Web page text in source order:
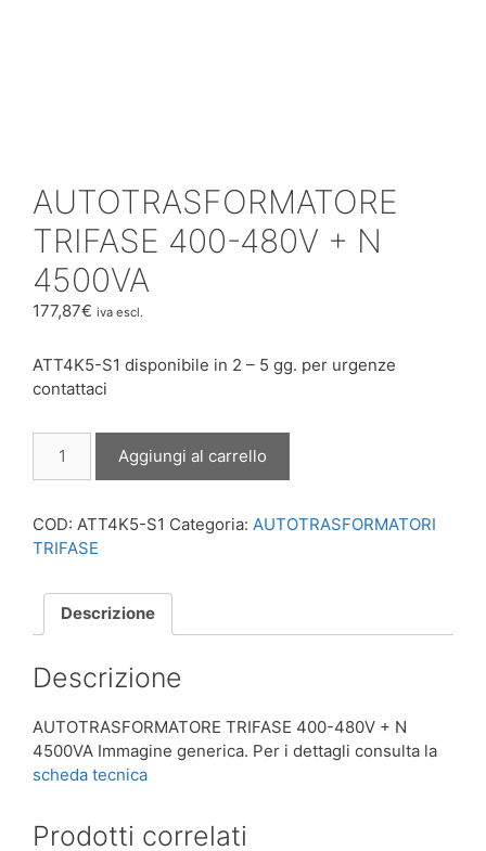
AUTOTRASFORMATORE
TRIFASE 400-480V + N
4500VA
177,87€ iva escl.
ATT4K5-S1 disponibile in 2 – 5 gg. per urgenze
contattaci
TRIFASE
480V
+
quantità
Aggiungi al carrello
COD: ATT4K5-S1 Categoria: AUTOTRASFORMATORI
TRIFASE
Descrizione
Descrizione
AUTOTRASFORMATORE TRIFASE 400-480V + N
4500VA Immagine generica. Per i dettagli consulta la
scheda tecnica
Prodotti correlati